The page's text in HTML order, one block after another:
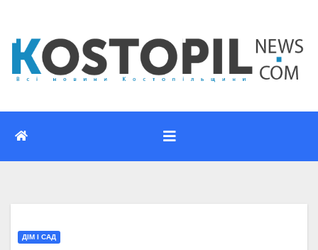
вмісту
ДІМ І САД